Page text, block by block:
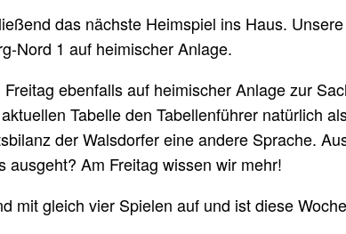
das nächste Heimspiel ins Haus.
Nord 1 auf heimischer Anlage.
ebenfalls auf heimischer Anlage zur
Tabelle den Tabellenführer natürlich
der Walsdorfer eine andere Sprache.
ausgeht? Am Freitag wissen wir mehr!
mit gleich vier Spielen auf und ist diese